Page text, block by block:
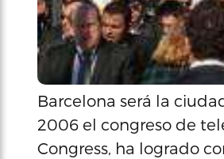
Barcelona será la
2006 el congreso de
Congress, ha logrado